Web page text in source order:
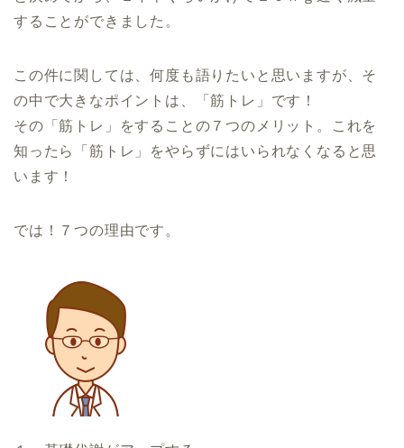
することができました。
この件に関しては、何度も語りたいと思いますが、そ
の中で大きなポイントは、「筋トレ」です！
その「筋トレ」をすることの７つのメリット。これを
知ったら「筋トレ」をやらずにはいられなくなると思
います！
では！７つの理由です。